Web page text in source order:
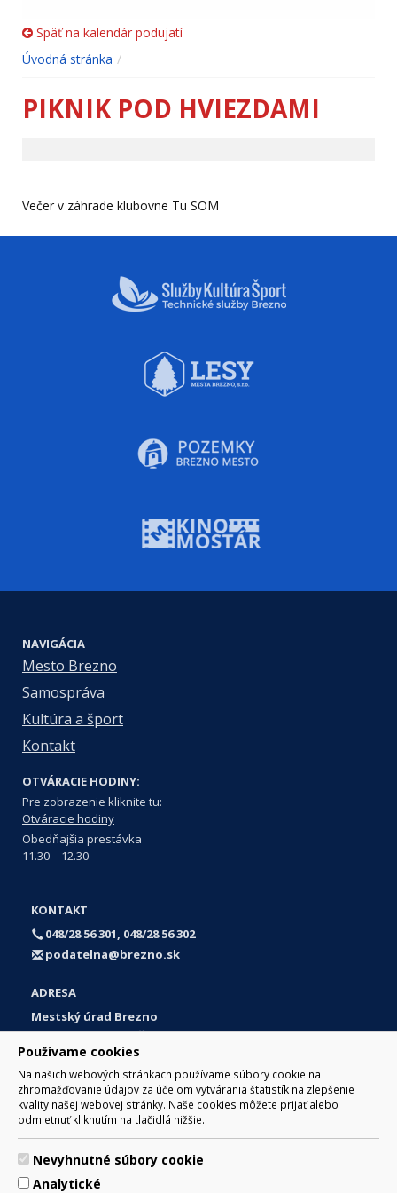
Používame cookies
Na našich webových stránkach používame súbory cookie na
zhromažďovanie údajov za účelom vytvárania štatistík na zlepšenie
kvality našej webovej stránky. Naše cookies môžete prijať alebo
odmietnuť kliknutím na tlačidlá nižšie.
Nevyhnutné súbory cookie
Analytické
Späť na kalendár podujatí
Úvodná stránka
PIKNIK POD HVIEZDAMI
Večer v záhrade klubovne Tu SOM
NAVIGÁCIA
Mesto Brezno
Samospráva
Kultúra a šport
Kontakt
OTVÁRACIE HODINY:
Pre zobrazenie kliknite tu:
Otváracie hodiny
Obedňajšia prestávka
11.30 – 12.30
KONTAKT
048/28 56 301, 048/28 56 302
podatelna@brezno.sk
ADRESA
Mestský úrad Brezno
Námestie gen. M. R. Štefánika 1
977 01 Brezno
Slovakia (Slovak Republic)
© 2017 Mesto Brezno, Námestie gen. M. R. Štefánika 1, Brezno
977 01 Tel.: 048/28 56 301, 048/28 56 302 Email: